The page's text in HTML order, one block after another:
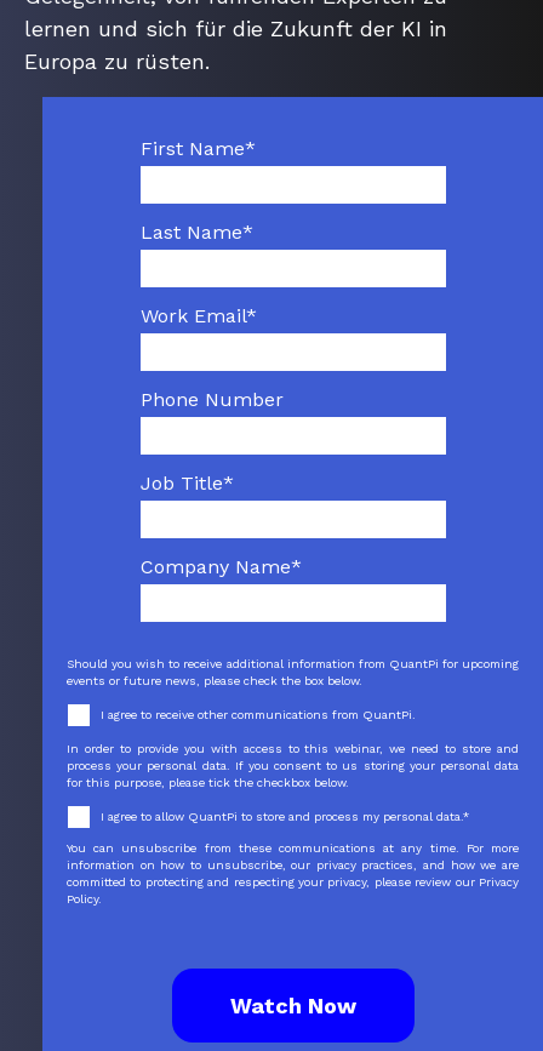
lernen und sich für die Zukunft der KI in
Europa zu rüsten.
First Name*
Last Name*
Work Email*
Phone Number
Job Title*
Company Name*
Should you wish to receive additional information from QuantPi for upcoming
events or future news, please check the box below.
I agree to receive other communications from QuantPi.
In order to provide you with access to this webinar, we need to store and
process your personal data. If you consent to us storing your personal data
for this purpose, please tick the checkbox below.
I agree to allow QuantPi to store and process my personal data. *
You can unsubscribe from these communications at any time. For more
information on how to unsubscribe, our privacy practices, and how we are
committed to protecting and respecting your privacy, please review our Privacy
Policy.